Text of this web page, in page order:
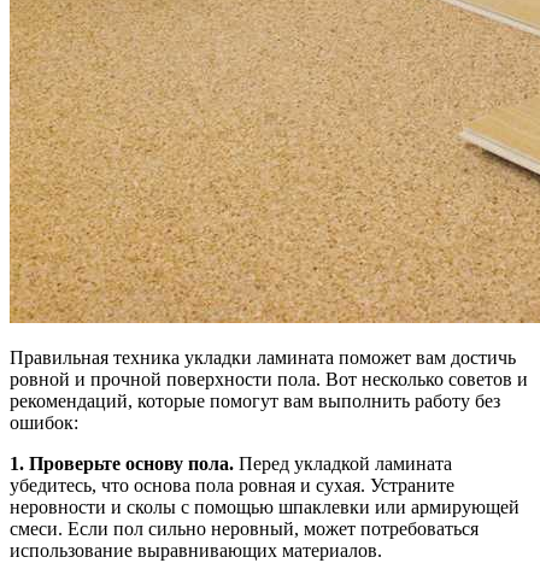
Правильная техника укладки ламината поможет вам достичь
ровной и прочной поверхности пола. Вот несколько советов и
рекомендаций, которые помогут вам выполнить работу без
ошибок:
1. Проверьте основу пола. Перед укладкой ламината
убедитесь, что основа пола ровная и сухая. Устраните
неровности и сколы с помощью шпаклевки или армирующей
смеси. Если пол сильно неровный, может потребоваться
использование выравнивающих материалов.